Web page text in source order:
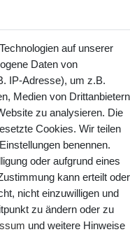
Kontakt
Instagram
auf unserer
Daten von
IP-Adresse), um z.B.
Medien von Drittanbietern
zu analysieren. Die
Cookies. Wir teilen
benennen.
oder aufgrund eines
kann erteilt oder
nicht einzuwilligen und
zu ändern oder zu
und weitere Hinweise